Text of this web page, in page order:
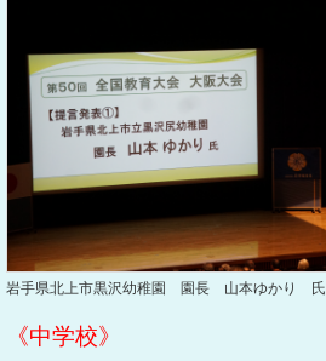
岩手県北上市黒沢幼稚園 園長 山本ゆかり 氏
《中学校》